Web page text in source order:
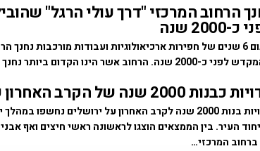
הרחוב המרכזי "דרך עולי הרגל"
2000 שנה
בתום 6 שנים של חפירות ארכיאולוגיות ועבודות מורכבות
הקדום ביותר נחנך היום במעמד שרי…
2000 שנה של הקרב האחרון על ירושלים
עדויות בנות 2000 שנה לקרב האחרון על ירושלים נחשפו
העיר. בין הממצאים הוצגו לראשונה ראשי חיצים ואף
המרכזי…